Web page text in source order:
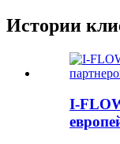
Истории
I-